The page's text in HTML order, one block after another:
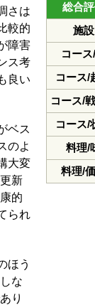
さは
較的
障害
ス考
良い
ベス
のよ
大変
新
的
られ
ほう
な
り
総合
施設
コー
コース/
コース/
コース/
料理/
料理/